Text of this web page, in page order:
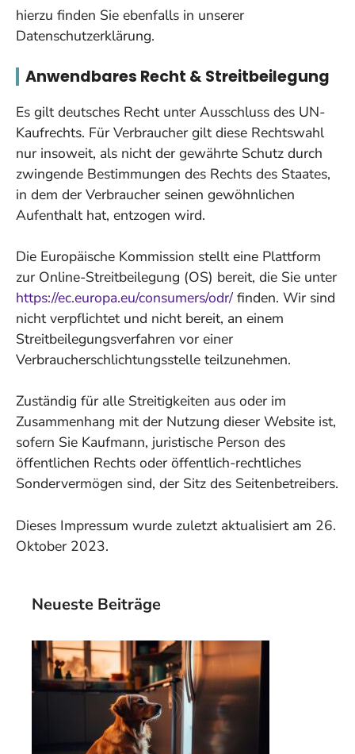
hierzu finden Sie ebenfalls in unserer
Datenschutzerklärung.
Anwendbares Recht & Streitbeilegung
Es gilt deutsches Recht unter Ausschluss des UN-
Kaufrechts. Für Verbraucher gilt diese Rechtswahl
nur insoweit, als nicht der gewährte Schutz durch
zwingende Bestimmungen des Rechts des Staates,
in dem der Verbraucher seinen gewöhnlichen
Aufenthalt hat, entzogen wird.
Die Europäische Kommission stellt eine Plattform
zur Online-Streitbeilegung (OS) bereit, die Sie unter
https://ec.europa.eu/consumers/odr/finden. Wir sind
nicht verpflichtet und nicht bereit, an einem
Streitbeilegungsverfahren vor einer
Verbraucherschlichtungsstelle teilzunehmen.
Zuständig für alle Streitigkeiten aus oder im
Zusammenhang mit der Nutzung dieser Website ist,
sofern Sie Kaufmann, juristische Person des
öffentlichen Rechts oder öffentlich-rechtliches
Sondervermögen sind, der Sitz des Seitenbetreibers.
Dieses Impressum wurde zuletzt aktualisiert am 26.
Oktober 2023.
Neueste Beiträge